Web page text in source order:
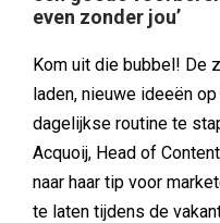
even zonder jou’
Kom uit die bubbel! De
laden, nieuwe ideeën
dagelijkse routine te
Acquoij, Head of
naar haar tip voor
te laten tijdens de